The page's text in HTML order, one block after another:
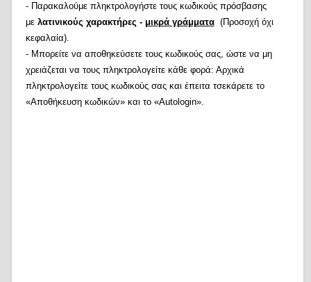
- Παρακαλούμε πληκτρολογήστε τους κωδικούς πρόσβασης
με λατινικούς χαρακτήρες - μικρά γράμματα(Προσοχή όχι
κεφαλαία).
- Μπορείτε να αποθηκεύσετε τους κωδικούς σας, ώστε να μη
χρειάζεται να τους πληκτρολογείτε κάθε φορά: Αρχικά
πληκτρολογείτε τους κωδικούς σας και έπειτα τσεκάρετε το
«Αποθήκευση κωδικών» και το «Autologin».